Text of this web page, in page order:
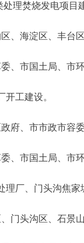
理焚烧发电项目建
海淀区、丰台
市国土局、市
工建设。
府、市市政市容
市国土局、市
厂、门头沟焦家
头沟区、石景